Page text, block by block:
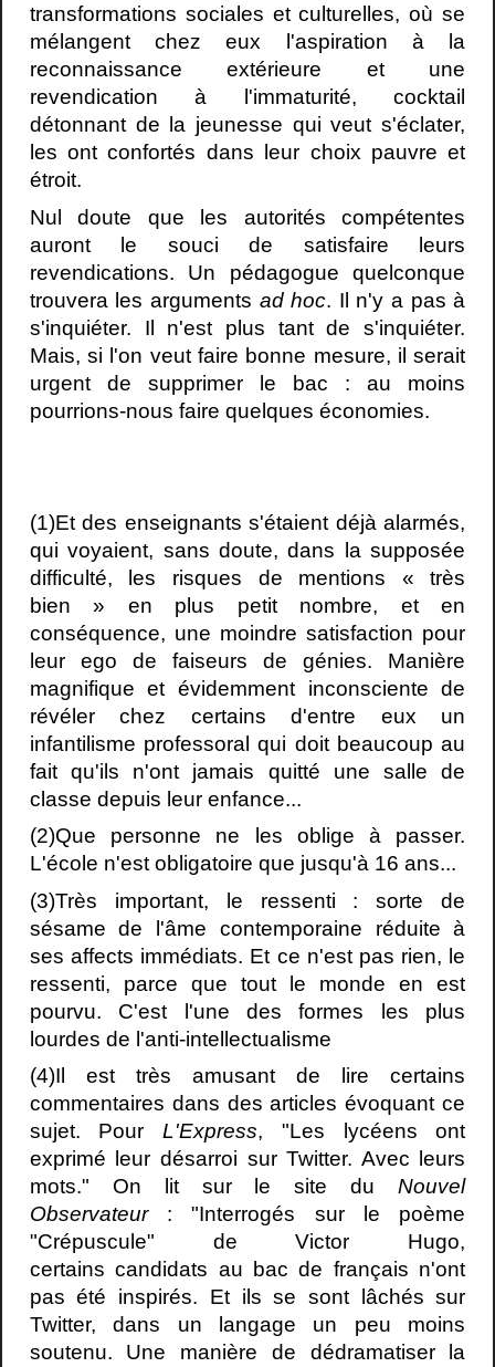
transformations sociales et culturelles, où se
mélangent chez eux l'aspiration à la
reconnaissance extérieure et une
revendication à l'immaturité, cocktail
détonnant de la jeunesse qui veut s'éclater,
les ont confortés dans leur choix pauvre et
étroit.
Nul doute que les autorités compétentes
auront le souci de satisfaire leurs
revendications. Un pédagogue quelconque
trouvera les arguments ad hoc. Il n'y a pas à
s'inquiéter. Il n'est plus tant de s'inquiéter.
Mais, si l'on veut faire bonne mesure, il serait
urgent de supprimer le bac : au moins
pourrions-nous faire quelques économies.
(1)Et des enseignants s'étaient déjà alarmés,
qui voyaient, sans doute, dans la supposée
difficulté, les risques de mentions « très
bien » en plus petit nombre, et en
conséquence, une moindre satisfaction pour
leur ego de faiseurs de génies. Manière
magnifique et évidemment inconsciente de
révéler chez certains d'entre eux un
infantilisme professoral qui doit beaucoup au
fait qu'ils n'ont jamais quitté une salle de
classe depuis leur enfance...
(2)Que personne ne les oblige à passer.
L'école n'est obligatoire que jusqu'à 16 ans...
(3)Très important, le ressenti : sorte de
sésame de l'âme contemporaine réduite à
ses affects immédiats. Et ce n'est pas rien, le
ressenti, parce que tout le monde en est
pourvu. C'est l'une des formes les plus
lourdes de l'anti-intellectualisme
(4)Il est très amusant de lire certains
commentaires dans des articles évoquant ce
sujet. Pour L'Express, "Les lycéens ont
exprimé leur désarroi sur Twitter. Avec leurs
mots." On lit sur le site duNouvel
Observateur:"Interrogés sur le poème
"Crépuscule" de Victor Hugo,
certains candidats au bac de français n'ont
pas été inspirés. Et ils se sont lâchés sur
Twitter, dans un langage un peu moins
soutenu. Une manière de dédramatiser la